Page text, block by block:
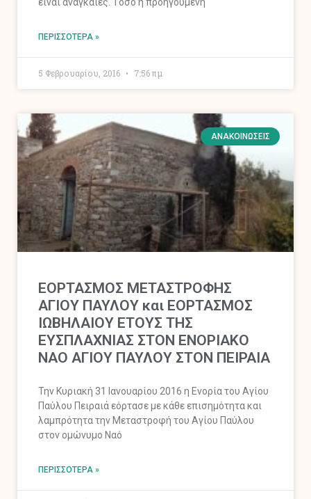
ΠΕΡΙΣΣΌΤΕΡΑ »
5 Φεβρουαρίου, 2016 7:56 πμ
ΑΝΑΚΟΙΝΏΣΕΙΣ
ΕΟΡΤΑΣΜΟΣ ΜΕΤΑΣΤΡΟΦΗΣ
ΑΓΙΟΥ ΠΑΥΛΟΥ και ΕΟΡΤΑΣΜΟΣ
ΙΩΒΗΛΑΙΟΥ ΕΤΟΥΣ ΤΗΣ
ΕΥΣΠΛΑΧΝΙΑΣ ΣΤΟΝ ΕΝΟΡΙΑΚΟ
ΝΑΟ ΑΓΙΟΥ ΠΑΥΛΟΥ ΣΤΟΝ ΠΕΙΡΑΙΑ
Την Κυριακή 31 Ιανουαρίου 2016 η Ενορία του Αγίου
Παύλου Πειραιά εόρτασε με κάθε επισημότητα και
λαμπρότητα την Mεταστροφή του Αγίου Παύλου
στον ομώνυμο Ναό
ΠΕΡΙΣΣΌΤΕΡΑ »